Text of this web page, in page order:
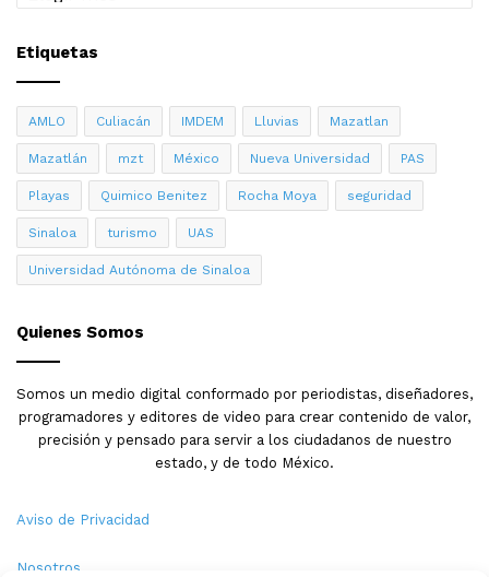
Etiquetas
AMLO Culiacán IMDEM Lluvias Mazatlan
Mazatlán mzt México Nueva Universidad PAS
Playas Quimico Benitez Rocha Moya seguridad
Sinaloa turismo UAS
Universidad Autónoma de Sinaloa
Quienes Somos
Somos un medio digital conformado por periodistas, diseñadores,
programadores y editores de video para crear contenido de valor,
precisión y pensado para servir a los ciudadanos de nuestro
estado, y de todo México.
Aviso de Privacidad
Nosotros